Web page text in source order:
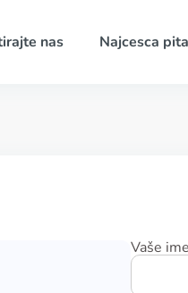
nas Najcesca
Vaše ime